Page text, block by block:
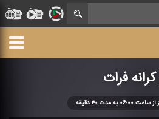
فرات
به مدت ۳۰ دقیقه